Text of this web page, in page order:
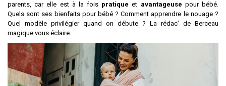
parents, car elle est à la fois pratique et avantageuse pour bébé.
Quels sont ses bienfaits pour bébé ? Comment apprendre le nouage ?
Quel modèle privilégier quand on débute ? La rédac’ de Berceau
magique vous éclaire.